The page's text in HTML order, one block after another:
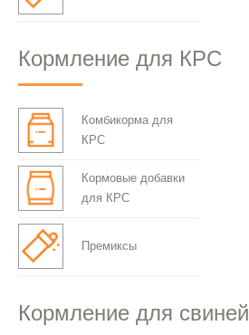
Кормление для КРС
Комбикорма для
КРС
Кормовые добавки
для КРС
Премиксы
Кормление для свиней